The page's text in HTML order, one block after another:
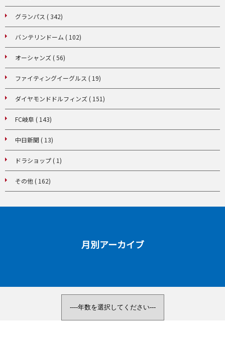
グランパス ( 342)
バンテリンドーム ( 102)
オーシャンズ ( 56)
ファイティングイーグルス ( 19)
ダイヤモンドドルフィンズ ( 151)
FC岐阜 ( 143)
中日新聞 ( 13)
ドラショップ ( 1)
その他 ( 162)
月別アーカイブ